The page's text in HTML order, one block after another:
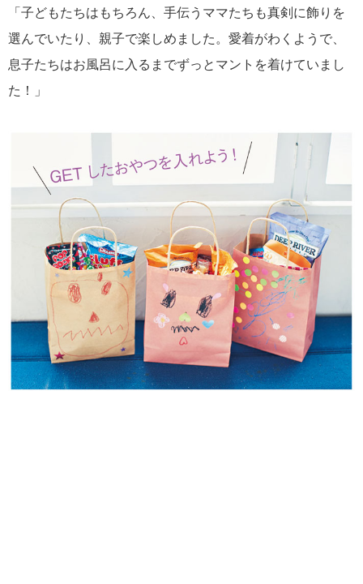
「子どもたちはもちろん、手伝うママたちも真剣に飾りを
選んでいたり、親子で楽しめました。愛着がわくようで、
息子たちはお風呂に入るまでずっとマントを着けていまし
た！」